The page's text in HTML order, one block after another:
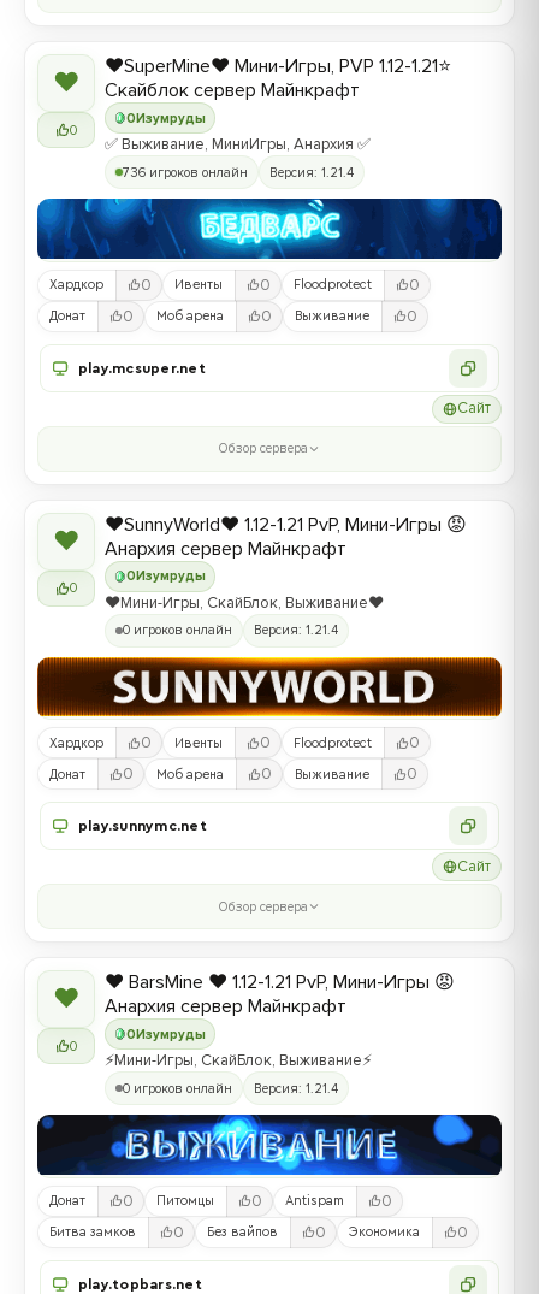
❤
0
0Изумруды
❤️SuperMine❤️ Мини-Игры, PVP 1.12-1.21⭐
Скайблок сервер Майнкрафт
✅ Выживание, МиниИгры, Анархия ✅
736 игроков онлайн Версия: 1.21.4
Хардкор 0 Ивенты 0 Floodprotect 0
Донат 0 Моб арена 0 Выживание 0
play.mcsuper.net
Сайт
Обзор сервера
❤
0
0 Изумруды
❤️SunnyWorld❤️ 1.12-1.21 PvP, Мини-Игры 😡
Анархия сервер Майнкрафт
❤️Мини-Игры, СкайБлок, Выживание❤️
0 игроков онлайн Версия: 1.21.4
Хардкор 0 Ивенты 0 Floodprotect 0
Донат 0 Моб арена 0 Выживание 0
play.sunnymc.net
Сайт
Обзор сервера
❤
0
0Изумруды
❤️ BarsMine ❤️ 1.12-1.21 PvP, Мини-Игры 😡
Анархия сервер Майнкрафт
⚡Мини-Игры, СкайБлок, Выживание⚡
0 игроков онлайн Версия: 1.21.4
Донат 0 Питомцы 0 Antispam 0
Битва замков 0 Без вайпов 0 Экономика 0
play.topbars.net